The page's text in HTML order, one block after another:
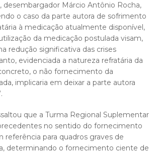
desembargador Márcio Antônio Rocha,
o caso da parte autora de sofrimento
à medicação atualmente disponível,
da medicação postulada visam,
redução significativa das crises
evidenciada a natureza refratária da
o não fornecimento da
implicaria em deixar a parte autora
que a Turma Regional Suplementar
no sentido do fornecimento
referência para quadros graves de
determinando o fornecimento ciente de